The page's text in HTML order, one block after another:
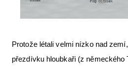
Protože létali velmi nízko nad
přezdívku hloubkaři (z německého